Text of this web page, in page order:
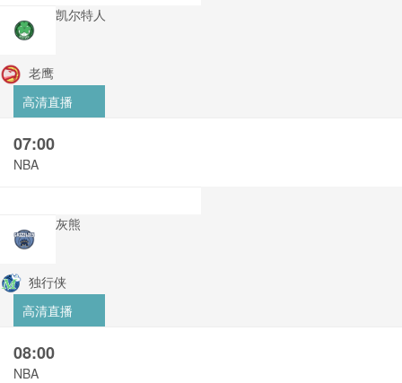
凯尔特人
老鹰
高清直播
07:00
NBA
灰熊
独行侠
高清直播
08:00
NBA